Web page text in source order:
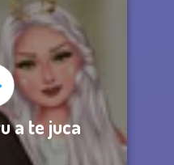
a te juca